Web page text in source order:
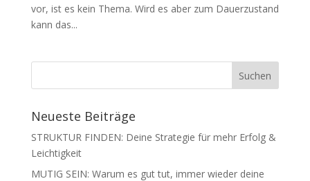
vor, ist es kein Thema. Wird es aber zum Dauerzustand
kann das...
Neueste Beiträge
STRUKTUR FINDEN: Deine Strategie für mehr Erfolg &
Leichtigkeit
MUTIG SEIN: Warum es gut tut, immer wieder deine